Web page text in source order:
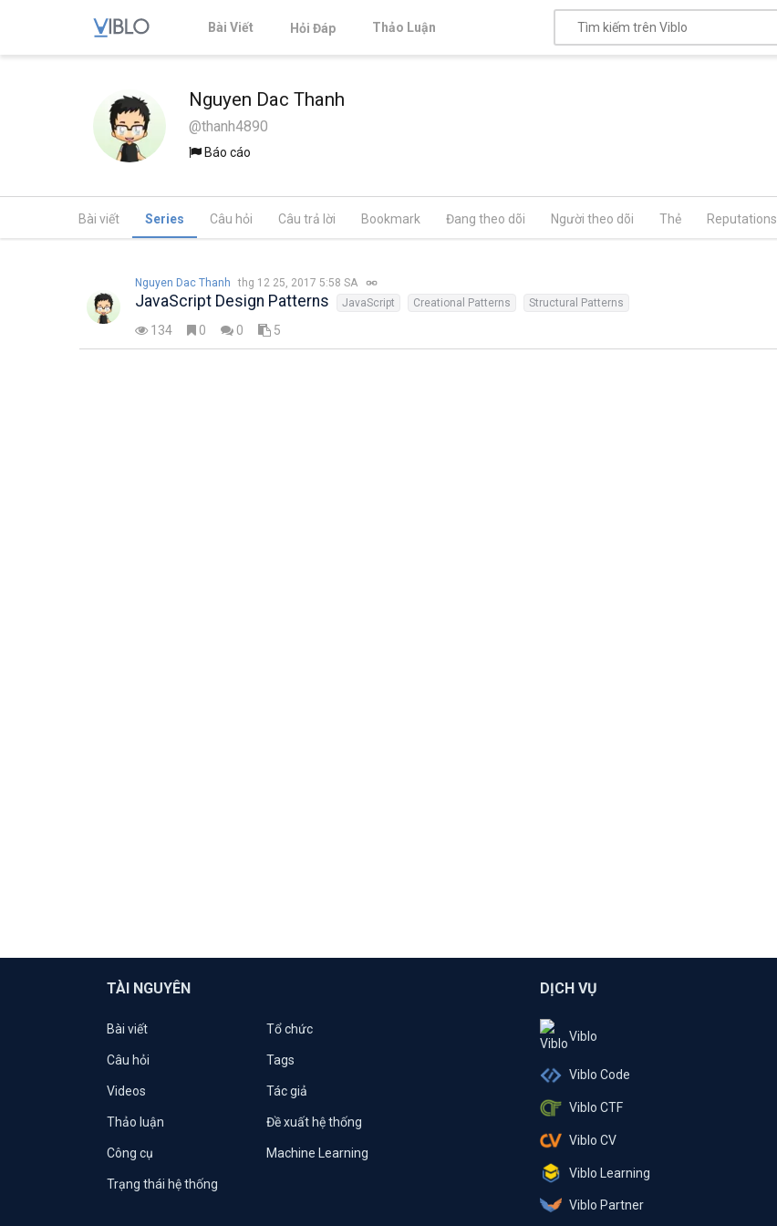
Bài Viết Hỏi Đáp Thảo Luận
Nguyen Dac Thanh
@thanh4890
Báo cáo
Bài viết Series Câu hỏi Câu trả lời Bookmark Đang theo dõi Người theo dõi Thẻ Reputations
Nguyen Dac Thanh thg 12 25, 2017 5:58 SA
JavaScript Design Patterns JavaScript Creational Patterns Structural Patterns
134 0 0 5
TÀI NGUYÊN
Bài viết Tổ chức
Câu hỏi Tags
Videos Tác giả
Thảo luận Đề xuất hệ thống
Công cụ Machine Learning
Trạng thái hệ thống
DỊCH VỤ
Viblo
Viblo Code
Viblo CTF
Viblo CV
Viblo Learning
Viblo Partner